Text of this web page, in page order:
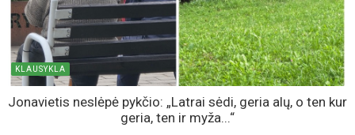
KLAUSYKLA
Jonavietis neslėpė pykčio: „Latrai sėdi, geria alų, o ten kur
geria, ten ir myža...“